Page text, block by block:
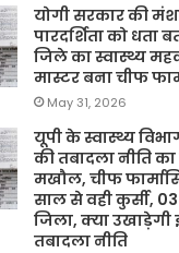
योगी सरकार की
पारदर्शिता को धता
जिले का स्वास्थ्य
मास्टर बना चीफ
May 31, 2026
यूपी के स्वास्थ्य
की तबादला नीति का
मखौल, चीफ
साल से वही कुर्सी,
जिला, क्या उखाड़ेगी
तबादला नीति